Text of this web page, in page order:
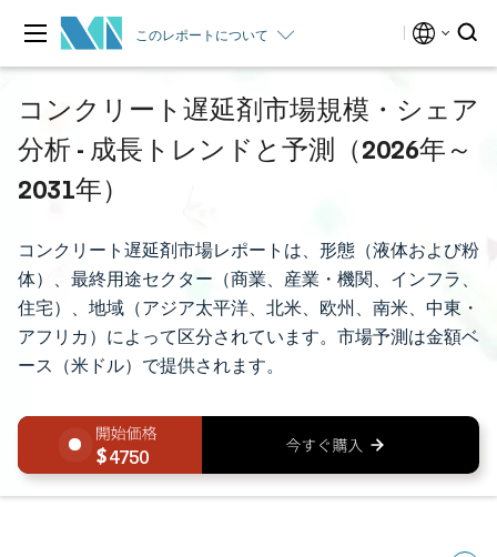
このレポートについて
コンクリート遅延剤市場規模・シェア
分析 - 成長トレンドと予測（2026年～
2031年）
コンクリート遅延剤市場レポートは、形態（液体および粉
体）、最終用途セクター（商業、産業・機関、インフラ、
住宅）、地域（アジア太平洋、北米、欧州、南米、中東・
アフリカ）によって区分されています。市場予測は金額ベ
ース（米ドル）で提供されます。
4750